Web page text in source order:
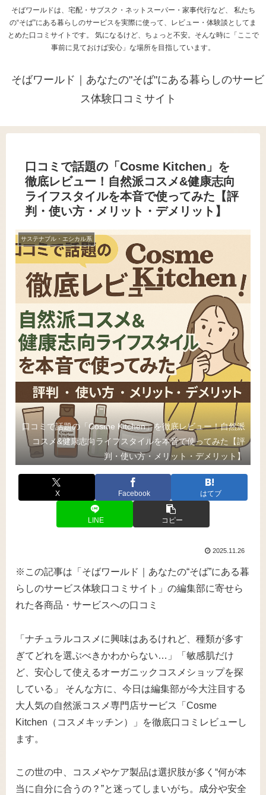
そばワールドは、宅配・サブスク・ネットスーパー・家事代行など、 私たち
の“そば”にある暮らしのサービスを実際に使って、レビュー・体験談としてま
とめた口コミサイトです。 気になるけど、ちょっと不安。そんな時に「ここで
事前に見ておけば安心」な場所を目指しています。
そばワールド｜あなたの"そば"にある暮らしのサービ
ス体験口コミサイト
口コミで話題の「Cosme Kitchen」を
徹底レビュー！自然派コスメ&健康志向
ライフスタイルを本音で使ってみた【評
判・使い方・メリット・デメリット】
サステナブル・エシカル系
口コミで話題の「Cosme Kitchen」を徹底レビュー！自然派
コスメ&健康志向ライフスタイルを本音で使ってみた【評
判・使い方・メリット・デメリット】
X Facebook はてブ
LINE コピー
2025.11.26
※この記事は「そばワールド｜あなたの“そば”にある暮
らしのサービス体験口コミサイト」の編集部に寄せら
れた各商品・サービスへの口コミ
「ナチュラルコスメに興味はあるけれど、種類が多す
ぎてどれを選ぶべきかわからない…」「敏感肌だけ
ど、安心して使えるオーガニックコスメショップを探
している」 そんな方に、今日は編集部が今大注目する
大人気の自然派コスメ専門店サービス「Cosme
Kitchen（コスメキッチン）」を徹底口コミレビューし
ます。
この世の中、コスメやケア製品は選択肢が多く“何が本
当に自分に合うの？”と迷ってしまいがち。成分や安全